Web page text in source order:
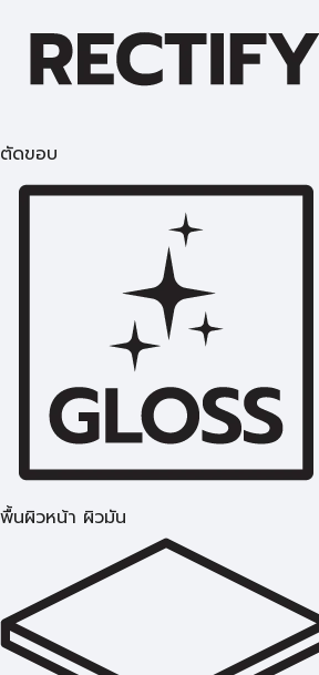
ตัดขอบ
พื้นผิวหน้า ผิวมัน